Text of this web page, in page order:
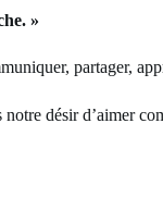
»
partager,
désir d’aimer